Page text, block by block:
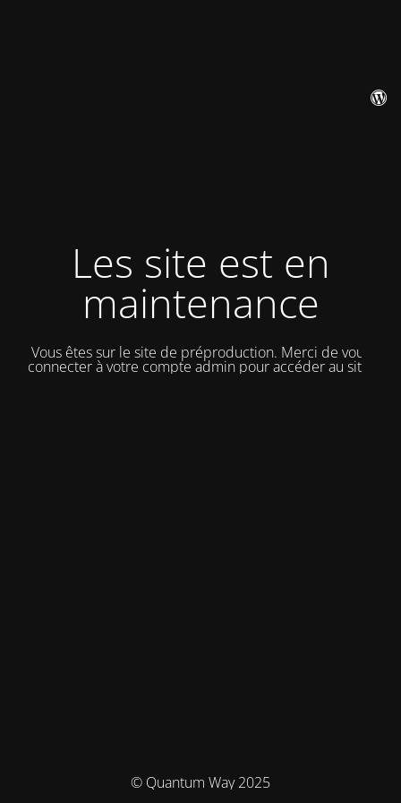
Les site est en
maintenance
Vous êtes sur le site de préproduction. Merci de vous
connecter à votre compte admin pour accéder au site.
© Quantum Way 2025